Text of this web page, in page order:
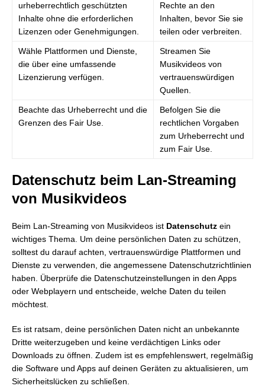
urheberrechtlich geschützten
Inhalte ohne die erforderlichen
Lizenzen oder Genehmigungen.
Rechte an den
Inhalten, bevor Sie sie
teilen oder verbreiten.
Wähle Plattformen und Dienste,
die über eine umfassende
Lizenzierung verfügen.
Streamen Sie
Musikvideos von
vertrauenswürdigen
Quellen.
Beachte das Urheberrecht und die
Grenzen des Fair Use.
Befolgen Sie die
rechtlichen Vorgaben
zum Urheberrecht und
zum Fair Use.
Datenschutz beim Lan-Streaming
von Musikvideos
Beim Lan-Streaming von Musikvideos ist Datenschutz ein
wichtiges Thema. Um deine persönlichen Daten zu schützen,
solltest du darauf achten, vertrauenswürdige Plattformen und
Dienste zu verwenden, die angemessene Datenschutzrichtlinien
haben. Überprüfe die Datenschutzeinstellungen in den Apps
oder Webplayern und entscheide, welche Daten du teilen
möchtest.
Es ist ratsam, deine persönlichen Daten nicht an unbekannte
Dritte weiterzugeben und keine verdächtigen Links oder
Downloads zu öffnen. Zudem ist es empfehlenswert, regelmäßig
die Software und Apps auf deinen Geräten zu aktualisieren, um
Sicherheitslücken zu schließen.